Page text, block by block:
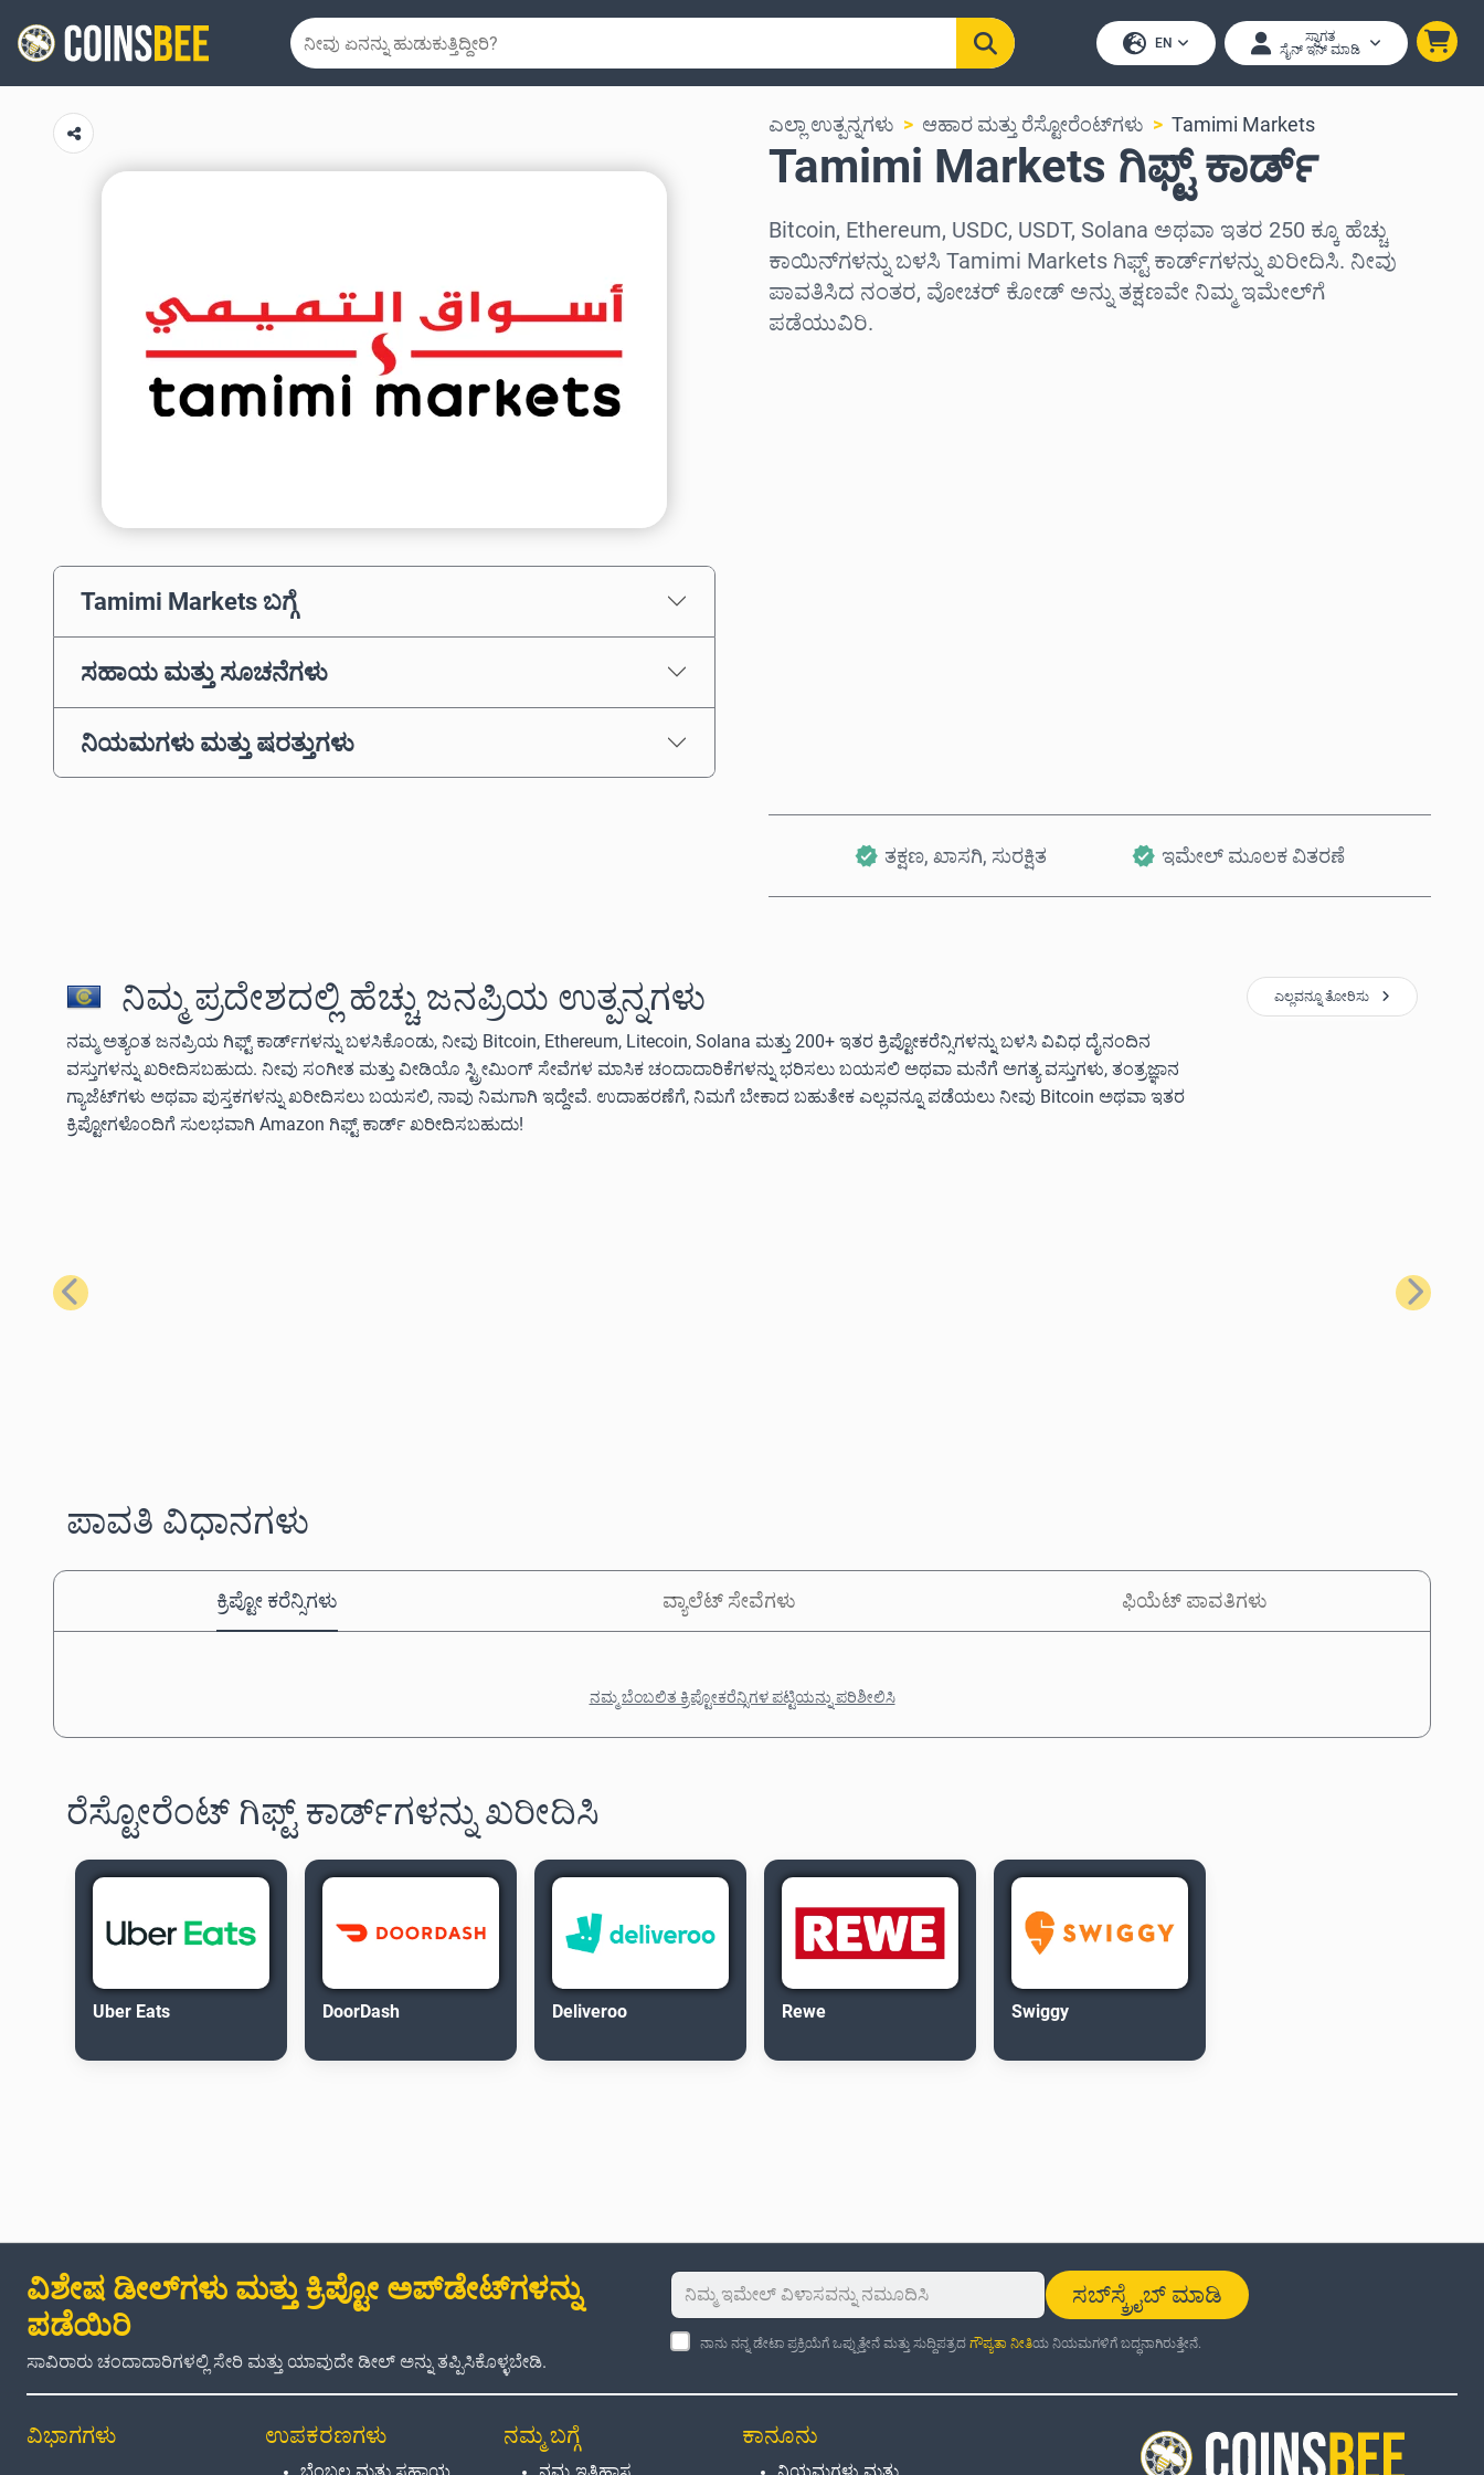
EN
ಸ್ವಾಗತ
ಸೈನ್ ಇನ್ ಮಾಡಿ
Tamimi Markets ಬಗ್ಗೆ
ಸಹಾಯ ಮತ್ತು ಸೂಚನೆಗಳು
ನಿಯಮಗಳು ಮತ್ತು ಷರತ್ತುಗಳು
ಎಲ್ಲಾ ಉತ್ಪನ್ನಗಳು ಆಹಾರ ಮತ್ತು ರೆಸ್ಟೋರೆಂಟ್‌ಗಳು Tamimi Markets
Tamimi Markets ಗಿಫ್ಟ್ ಕಾರ್ಡ್
Bitcoin, Ethereum, USDC, USDT, Solana ಅಥವಾ ಇತರ 250 ಕ್ಕೂ ಹೆಚ್ಚು
ಕಾಯಿನ್‌ಗಳನ್ನು ಬಳಸಿ Tamimi Markets ಗಿಫ್ಟ್ ಕಾರ್ಡ್‌ಗಳನ್ನು ಖರೀದಿಸಿ. ನೀವು
ಪಾವತಿಸಿದ ನಂತರ, ವೋಚರ್ ಕೋಡ್ ಅನ್ನು ತಕ್ಷಣವೇ ನಿಮ್ಮ ಇಮೇಲ್‌ಗೆ
ಪಡೆಯುವಿರಿ.
ತಕ್ಷಣ, ಖಾಸಗಿ, ಸುರಕ್ಷಿತ ಇಮೇಲ್ ಮೂಲಕ ವಿತರಣೆ
ನಿಮ್ಮ ಪ್ರದೇಶದಲ್ಲಿ ಹೆಚ್ಚು ಜನಪ್ರಿಯ ಉತ್ಪನ್ನಗಳು
ನಮ್ಮ ಅತ್ಯಂತ ಜನಪ್ರಿಯ ಗಿಫ್ಟ್ ಕಾರ್ಡ್‌ಗಳನ್ನು ಬಳಸಿಕೊಂಡು, ನೀವು Bitcoin, Ethereum, Litecoin, Solana ಮತ್ತು 200+ ಇತರ ಕ್ರಿಪ್ಟೋಕರೆನ್ಸಿಗಳನ್ನು ಬಳಸಿ ವಿವಿಧ ದೈನಂದಿನ
ವಸ್ತುಗಳನ್ನು ಖರೀದಿಸಬಹುದು. ನೀವು ಸಂಗೀತ ಮತ್ತು ವೀಡಿಯೊ ಸ್ಟ್ರೀಮಿಂಗ್ ಸೇವೆಗಳ ಮಾಸಿಕ ಚಂದಾದಾರಿಕೆಗಳನ್ನು ಭರಿಸಲು ಬಯಸಲಿ ಅಥವಾ ಮನೆಗೆ ಅಗತ್ಯ ವಸ್ತುಗಳು, ತಂತ್ರಜ್ಞಾನ
ಗ್ಯಾಜೆಟ್‌ಗಳು ಅಥವಾ ಪುಸ್ತಕಗಳನ್ನು ಖರೀದಿಸಲು ಬಯಸಲಿ, ನಾವು ನಿಮಗಾಗಿ ಇದ್ದೇವೆ. ಉದಾಹರಣೆಗೆ, ನಿಮಗೆ ಬೇಕಾದ ಬಹುತೇಕ ಎಲ್ಲವನ್ನೂ ಪಡೆಯಲು ನೀವು Bitcoin ಅಥವಾ ಇತರ
ಕ್ರಿಪ್ಟೋಗಳೊಂದಿಗೆ ಸುಲಭವಾಗಿ Amazon ಗಿಫ್ಟ್ ಕಾರ್ಡ್ ಖರೀದಿಸಬಹುದು!
ಎಲ್ಲವನ್ನೂ ತೋರಿಸು
ಹಿಂದಿನದು ಮುಂದಿನದು
ಪಾವತಿ ವಿಧಾನಗಳು
ಕ್ರಿಪ್ಟೋ ಕರೆನ್ಸಿಗಳು ವ್ಯಾಲೆಟ್ ಸೇವೆಗಳು ಫಿಯೆಟ್ ಪಾವತಿಗಳು
ನಮ್ಮ ಬೆಂಬಲಿತ ಕ್ರಿಪ್ಟೋಕರೆನ್ಸಿಗಳ ಪಟ್ಟಿಯನ್ನು ಪರಿಶೀಲಿಸಿ
ರೆಸ್ಟೋರೆಂಟ್ ಗಿಫ್ಟ್ ಕಾರ್ಡ್‌ಗಳನ್ನು ಖರೀದಿಸಿ
Uber Eats DoorDash Deliveroo Rewe Swiggy
ವಿಶೇಷ ಡೀಲ್‌ಗಳು ಮತ್ತು ಕ್ರಿಪ್ಟೋ ಅಪ್‌ಡೇಟ್‌ಗಳನ್ನು
ಪಡೆಯಿರಿ
ಸಾವಿರಾರು ಚಂದಾದಾರಿಗಳಲ್ಲಿ ಸೇರಿ ಮತ್ತು ಯಾವುದೇ ಡೀಲ್ ಅನ್ನು ತಪ್ಪಿಸಿಕೊಳ್ಳಬೇಡಿ.
ಸಬ್‌ಸ್ಕ್ರೈಬ್ ಮಾಡಿ
ನಾನು ನನ್ನ ಡೇಟಾ ಪ್ರಕ್ರಿಯೆಗೆ ಒಪ್ಪುತ್ತೇನೆ ಮತ್ತು ಸುದ್ದಿಪತ್ರದ ಗೌಪ್ಯತಾ ನೀತಿಯ ನಿಯಮಗಳಿಗೆ ಬದ್ಧನಾಗಿರುತ್ತೇನೆ.
ವಿಭಾಗಗಳು ಉಪಕರಣಗಳು
ಬೆಂಬಲ ಮತ್ತು ಸಹಾಯ
ನಮ್ಮ ಬಗ್ಗೆ
ನಮ್ಮ ಇತಿಹಾಸ
ಕಾನೂನು
ನಿಯಮಗಳು ಮತ್ತು